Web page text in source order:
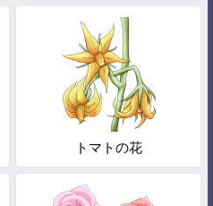
トマトの花